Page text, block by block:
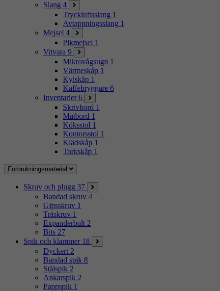
Slang 4
Tryckluftsslang 1
Avtappningsslang 1
Mejsel 4
Pikmejsel 1
Vitvara 9
Mikrovågsugn 1
Värmeskåp 1
Kylskåp 1
Kaffebryggare 6
Inventarier 6
Skrivbord 1
Matbord 1
Köksstol 1
Kontorsstol 1
Klädskåp 1
Torkskåp 1
Förbrukningsmaterial
Skruv och plugg 37
Bandad skruv 4
Gipsskruv 1
Träskruv 1
Expanderbult 2
Bits 27
Spik och klammer 18
Dyckert 2
Bandad spik 8
Stålspik 2
Ankarspik 2
Pappspik 1